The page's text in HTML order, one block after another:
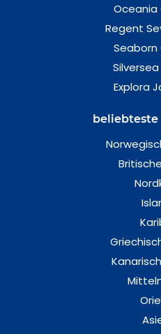
Oceania
Regent
Seaborn
Explora
beliebteste